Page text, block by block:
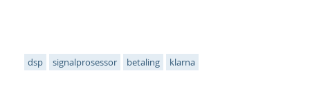
dsp signalprosessor betaling klarna